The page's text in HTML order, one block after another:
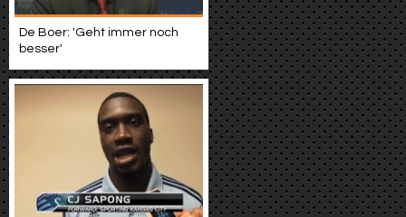
De Boer: 'Geht immer noch
besser'